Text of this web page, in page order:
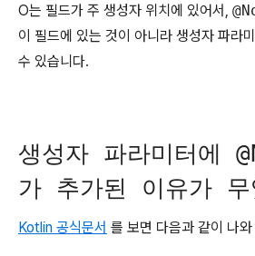
O는 필드가 주 생성자 위치에 있어서,
이 필드에 있는 것이 아니라 생성자 파라
수 있습니다.
생성자 파라미터에
가 추가된 이유가 무
Kotlin 공식문서 를 보면 다음과 같이 나